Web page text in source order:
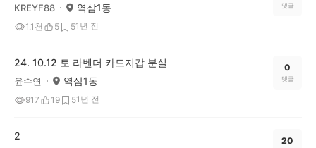
KREYF88 역삼1동
1.1천 5 51년 전
댓글
24. 10.12 토 라벤더 카드지갑 분실
윤수연 역삼1동
917 19 51년 전
0
댓글
2 20